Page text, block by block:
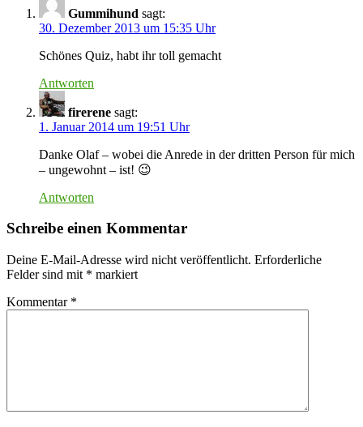
Gummihund sagt:
30. Dezember 2013 um 15:35 Uhr
Schönes Quiz, habt ihr toll gemacht
Antworten
firerene sagt:
1. Januar 2014 um 19:51 Uhr
Danke Olaf – wobei die Anrede in der dritten Person für mich
– ungewohnt – ist! 😉
Antworten
Schreibe einen Kommentar
Deine E-Mail-Adresse wird nicht veröffentlicht. Erforderliche
Felder sind mit * markiert
Kommentar *